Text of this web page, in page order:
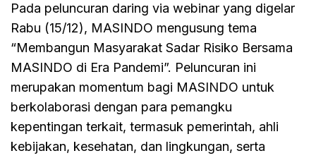
Pada peluncuran daring via webinar yang digelar
Rabu (15/12), MASINDO mengusung tema
“Membangun Masyarakat Sadar Risiko Bersama
MASINDO di Era Pandemi”. Peluncuran ini
merupakan momentum bagi MASINDO untuk
berkolaborasi dengan para pemangku
kepentingan terkait, termasuk pemerintah, ahli
kebijakan, kesehatan, dan lingkungan, serta